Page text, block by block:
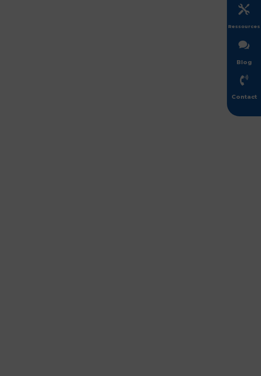

Ressources

Blog

Contact